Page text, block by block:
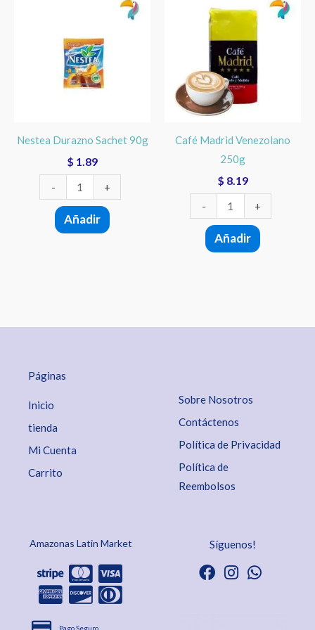
Nestea Durazno Sachet 90g
$ 1.89
-
cantidad
+
Añadir
Café Madrid Venezolano
250g
$ 8.19
-
Madrid
250g
cantidad
+
Añadir
Páginas
Inicio
tienda
Mi Cuenta
Carrito
Sobre Nosotros
Contáctenos
Política de Privacidad
Política de
Reembolsos
Amazonas Latin Market
Pago Seguro
Síguenos!